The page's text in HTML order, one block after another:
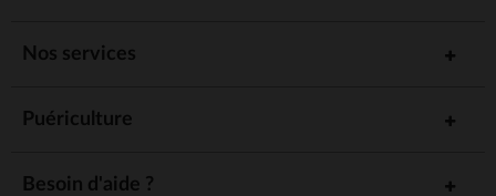
Nos services
Puériculture
Besoin d'aide ?